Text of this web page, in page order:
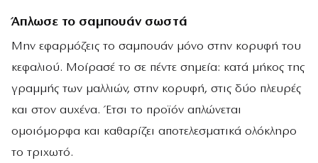
Άπλωσε το σαμπουάν σωστά
Μην εφαρμόζεις το σαμπουάν μόνο στην κορυφή του
κεφαλιού. Μοίρασέ το σε πέντε σημεία: κατά μήκος της
γραμμής των μαλλιών, στην κορυφή, στις δύο πλευρές
και στον αυχένα. Έτσι το προϊόν απλώνεται
ομοιόμορφα και καθαρίζει αποτελεσματικά ολόκληρο
το τριχωτό.